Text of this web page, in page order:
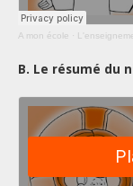
A mon école ·
B. Le résumé du